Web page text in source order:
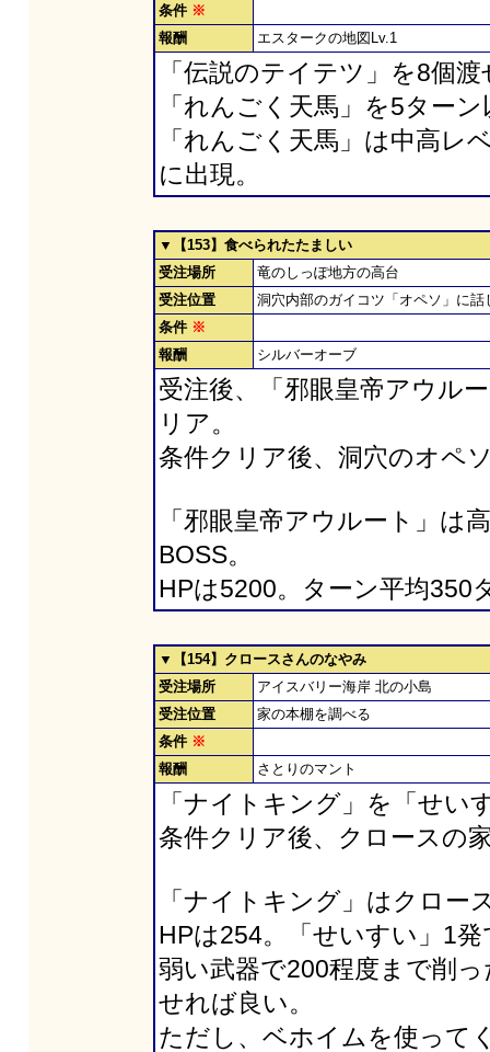
条件 ※
報酬
エスタークの地図Lv.1
「伝説のテイテツ」を8個
「れんごく天馬」を5ター
「れんごく天馬」は中高レ
に出現。
▼【153】食べられたたましい
受注場所
竜のしっぽ地方の高台
受注位置
洞穴内部のガイコツ「オペソ」に話
条件 ※
報酬
シルバーオーブ
受注後、「邪眼皇帝アウル
リア。
条件クリア後、洞穴のオペ
「邪眼皇帝アウルート」は
BOSS。
HPは5200。ターン平均350
▼【154】クロースさんのなやみ
受注場所
アイスバリー海岸 北の小島
受注位置
家の本棚を調べる
条件 ※
報酬
さとりのマント
「ナイトキング」を「せ
条件クリア後、クロースの
「ナイトキング」はクロー
HPは254。「せいすい」1
弱い武器で200程度まで削
せれば良い。
ただし、ベホイムを使って